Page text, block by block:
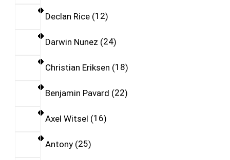
Declan Rice 12
Darwin Nunez 24
Christian Eriksen 18
Benjamin Pavard 22
Axel Witsel 16
Antony 25